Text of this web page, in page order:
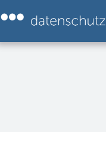
Inhalt
springen